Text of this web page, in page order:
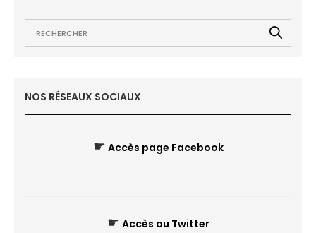
NOS RÉSEAUX SOCIAUX
☛ Accès page Facebook
☛ Accès au Twitter